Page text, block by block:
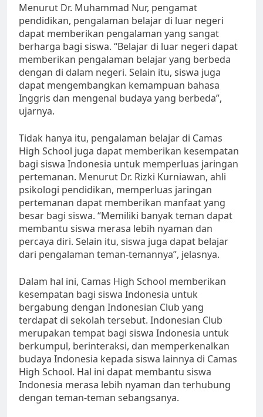
Menurut Dr. Muhammad Nur, pengamat
pendidikan, pengalaman belajar di luar negeri
dapat memberikan pengalaman yang sangat
berharga bagi siswa. “Belajar di luar negeri dapat
memberikan pengalaman belajar yang berbeda
dengan di dalam negeri. Selain itu, siswa juga
dapat mengembangkan kemampuan bahasa
Inggris dan mengenal budaya yang berbeda”,
ujarnya.
Tidak hanya itu, pengalaman belajar di Camas
High School juga dapat memberikan kesempatan
bagi siswa Indonesia untuk memperluas jaringan
pertemanan. Menurut Dr. Rizki Kurniawan, ahli
psikologi pendidikan, memperluas jaringan
pertemanan dapat memberikan manfaat yang
besar bagi siswa. “Memiliki banyak teman dapat
membantu siswa merasa lebih nyaman dan
percaya diri. Selain itu, siswa juga dapat belajar
dari pengalaman teman-temannya”, jelasnya.
Dalam hal ini, Camas High School memberikan
kesempatan bagi siswa Indonesia untuk
bergabung dengan Indonesian Club yang
terdapat di sekolah tersebut. Indonesian Club
merupakan tempat bagi siswa Indonesia untuk
berkumpul, berinteraksi, dan memperkenalkan
budaya Indonesia kepada siswa lainnya di Camas
High School. Hal ini dapat membantu siswa
Indonesia merasa lebih nyaman dan terhubung
dengan teman-teman sebangsanya.